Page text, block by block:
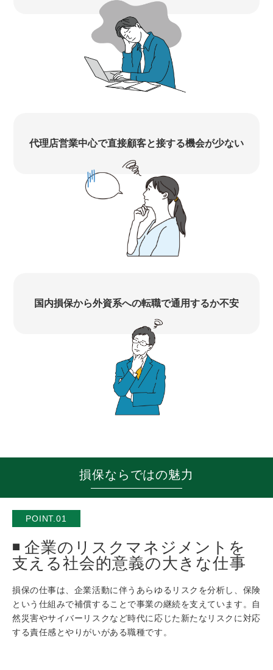
代理店営業中心で直接顧客と接する機会が少ない
国内損保から外資系への転職で通用するか不安
損保ならではの魅力
POINT.01
企業のリスクマネジメントを
支える社会的意義の大きな仕事
損保の仕事は、企業活動に伴うあらゆるリスクを分析し、保険
という仕組みで補償することで事業の継続を支えています。自
然災害やサイバーリスクなど時代に応じた新たなリスクに対応
する責任感とやりがいがある職種です。